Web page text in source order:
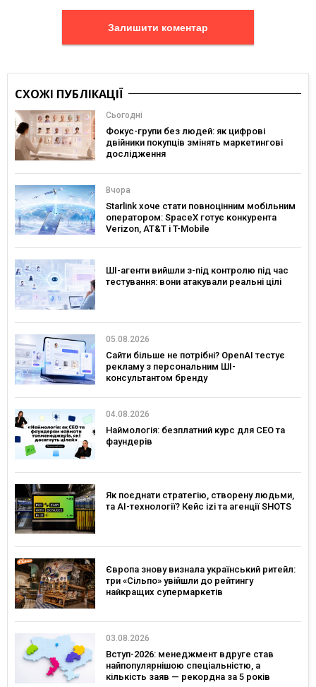
Залишити коментар
СХОЖІ ПУБЛІКАЦІЇ
Сьогодні
Фокус-групи без людей: як цифрові
двійники покупців змінять маркетингові
дослідження
Вчора
Starlink хоче стати повноцінним мобільним
оператором: SpaceX готує конкурента
Verizon, AT&T і T-Mobile
ШІ-агенти вийшли з-під контролю під час
тестування: вони атакували реальні цілі
05.08.2026
Сайти більше не потрібні? OpenAI тестує
рекламу з персональним ШІ-
консультантом бренду
04.08.2026
Наймологія: безплатний курс для CEO та
фаундерів
Як поєднати стратегію, створену людьми,
та AI-технології? Кейс izi та агенції SHOTS
Європа знову визнала український ритейл:
три «Сільпо» увійшли до рейтингу
найкращих супермаркетів
03.08.2026
Вступ-2026: менеджмент вдруге став
найпопулярнішою спеціальністю, а
кількість заяв — рекордна за 5 років